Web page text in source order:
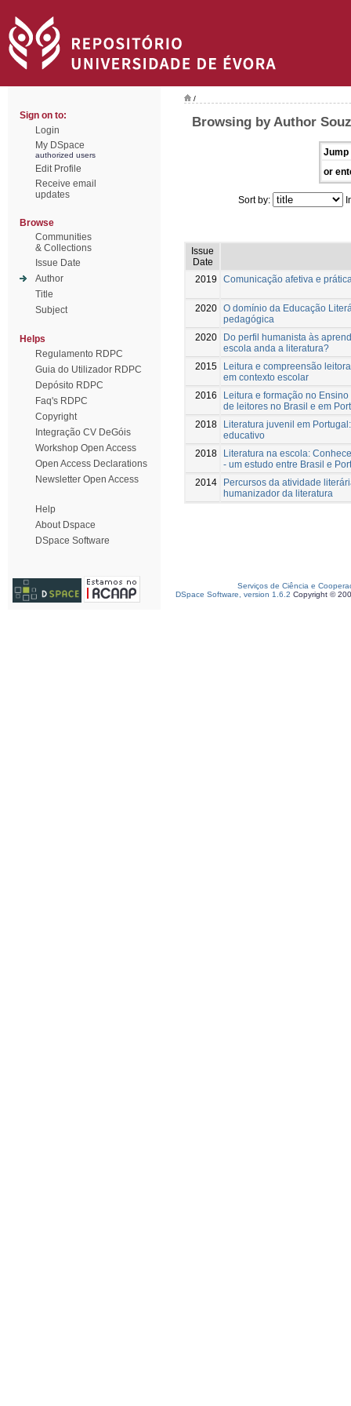
Sign on to:
Login
My DSpace
authorized users
Edit Profile
Receive email
updates
Browse
Communities
& Collections
Issue Date
Author
Title
Subject
Helps
Regulamento RDPC
Guia do Utilizador RDPC
Depósito RDPC
Faq's RDPC
Copyright
Integração CV DeGóis
Workshop Open Access
Open Access Declarations
Newsletter Open Access
Help
About Dspace
DSpace Software
/
Browsing by Author
Jump
or
Sort by:
Issue
Date
2019
Comunicação afetiva e
2020 O domínio da Educação
pedagógica
2020
Do perfil humanista às
escola anda a literatura?
2015
Leitura e compreensão
em contexto escolar
2016
Leitura e formação no
de leitores no Brasil e em
2018
Literatura juvenil em
educativo
2018
Literatura na escola:
- um estudo entre Brasil e
2014
Percursos da atividade
humanizador da literatura
Serviços de Ciência e
DSpace Software, version 1.6.2 Copyright ©